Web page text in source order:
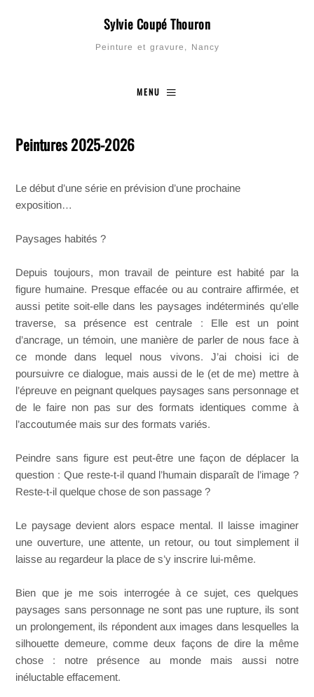
Sylvie Coupé Thouron
Peinture et gravure, Nancy
MENU
Peintures 2025-2026
Le début d’une série en prévision d’une prochaine
exposition…
Paysages habités ?
Depuis toujours, mon travail de peinture est habité par la
figure humaine. Presque effacée ou au contraire affirmée, et
aussi petite soit-elle dans les paysages indéterminés qu’elle
traverse, sa présence est centrale : Elle est un point
d’ancrage, un témoin, une manière de parler de nous face à
ce monde dans lequel nous vivons. J’ai choisi ici de
poursuivre ce dialogue, mais aussi de le (et de me) mettre à
l’épreuve en peignant quelques paysages sans personnage et
de le faire non pas sur des formats identiques comme à
l’accoutumée mais sur des formats variés.
Peindre sans figure est peut-être une façon de déplacer la
question : Que reste-t-il quand l’humain disparaît de l’image ?
Reste-t-il quelque chose de son passage ?
Le paysage devient alors espace mental. Il laisse imaginer
une ouverture, une attente, un retour, ou tout simplement il
laisse au regardeur la place de s’y inscrire lui-même.
Bien que je me sois interrogée à ce sujet, ces quelques
paysages sans personnage ne sont pas une rupture, ils sont
un prolongement, ils répondent aux images dans lesquelles la
silhouette demeure, comme deux façons de dire la même
chose : notre présence au monde mais aussi notre
inéluctable effacement.